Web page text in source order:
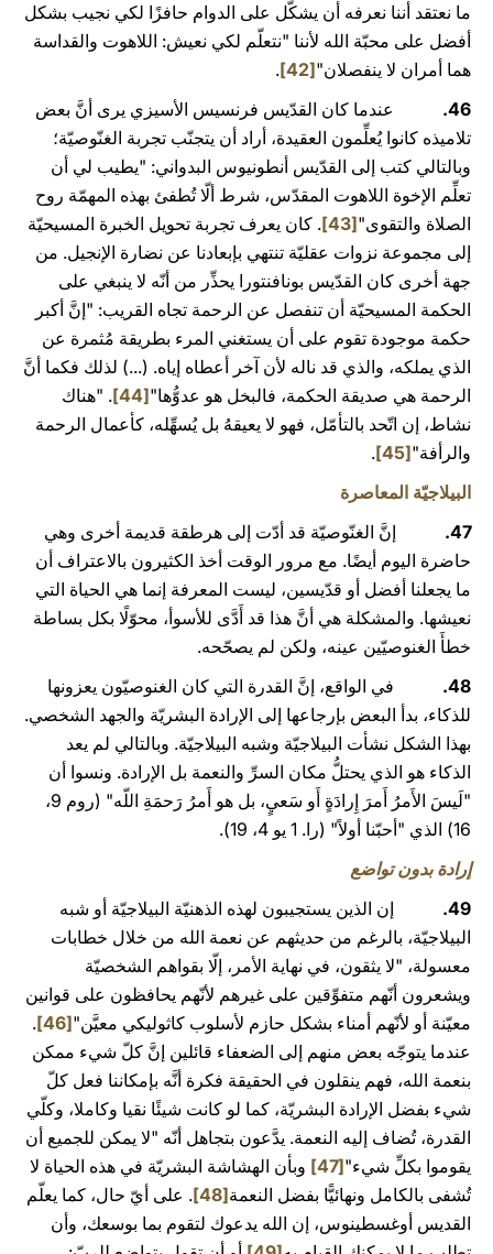
ما نعتقد أننا نعرفه أن يشكّل على الدوام حافزًا لكي نجيب بشكل
أفضل على محبّة الله لأننا "نتعلّم لكي نعيش: اللاهوت والقداسة
هما أمران لا ينفصلان"[42]
.
46.
عندما كان القدّيس فرنسيس الأسيزي يرى أنَّ بعض
تلاميذه كانوا يُعلِّمون العقيدة، أراد أن يتجنّب تجربة الغنّوصيّة؛
وبالتالي كتب إلى القدّيس أنطونيوس البدواني: "يطيب لي أن
تعلِّم الإخوة اللاهوت المقدّس، شرط ألّا تُطفئ بهذه المهمّة روح
الصلاة والتقوى"[43]
. كان يعرف تجربة تحويل الخبرة المسيحيّة
إلى مجموعة نزوات عقليّة تنتهي بإبعادنا عن نضارة الإنجيل. من
جهة أخرى كان القدّيس بونافنتورا يحذِّر من أنّه لا ينبغي على
الحكمة المسيحيّة أن تنفصل عن الرحمة تجاه القريب: "إنَّ أكبر
حكمة موجودة تقوم على أن يستغني المرء بطريقة مُثمرة عن
الذي يملكه، والذي قد ناله لأن آخر أعطاه إياه. (...) لذلك فكما أنَّ
الرحمة هي صديقة الحكمة، فالبخل هو عدوُّها"[44]
. "هناك
نشاط، إن اتّحد بالتأمّل، فهو لا يعيقهُ بل يُسهِّله، كأعمال الرحمة
والرأفة"[45]
.
البيلاجيّة المعاصرة
47.
إنَّ الغنّوصيّة قد أدّت إلى هرطقة قديمة أخرى وهي
حاضرة اليوم أيضًا. مع مرور الوقت أخذ الكثيرون بالاعتراف أن
ما يجعلنا أفضل أو قدّيسين، ليست المعرفة إنما هي الحياة التي
نعيشها. والمشكلة هي أنَّ هذا قد أَدَّى للأسوأ، محوّلًا بكل بساطة
خطأَ الغنوصيّين عينه، ولكن لم يصحّحه.
48.
في الواقع، إنَّ القدرة التي كان الغنوصيّون يعزونها
للذكاء، بدأ البعض بإرجاعها إلى الإرادة البشريّة والجهد الشخصي.
بهذا الشكل نشأت البيلاجيّة وشبه البيلاجيّة. وبالتالي لم يعد
الذكاء هو الذي يحتلُّ مكان السرِّ والنعمة بل الإرادة. ونسوا أن
"لَيسَ الأَمرُ أَمرَ إِرادَةٍ أَو سَعيٍ، بل هو أَمرُ رَحمَةِ اللّه" (روم 9،
16) الذي "أحبّنا أولاً" (را. 1 يو 4، 19).
إرادة بدون تواضع
49.
إن الذين يستجيبون لهذه الذهنيّة البيلاجيّة أو شبه
البيلاجيّة، بالرغم من حديثهم عن نعمة الله من خلال خطابات
معسولة، "لا يثقون، في نهاية الأمر، إلّا بقواهم الشخصيّة
ويشعرون أنّهم متفوِّقين على غيرهم لأنّهم يحافظون على قوانين
معيّنة أو لأنّهم أمناء بشكل حازم لأسلوب كاثوليكي معيَّن"[46]
.
عندما يتوجّه بعض منهم إلى الضعفاء قائلين إنَّ كلّ شيء ممكن
بنعمة الله، فهم ينقلون في الحقيقة فكرة أنَّه بإمكاننا فعل كلّ
شيء بفضل الإرادة البشريّة، كما لو كانت شيئًا نقيا وكاملا، وكلّي
القدرة، تُضاف إليه النعمة. يدَّعون بتجاهل أنّه "لا يمكن للجميع أن
يقوموا بكلِّ شيء"[47]
وبأن الهشاشة البشريّة في هذه الحياة لا
تُشفى بالكامل ونهائيًّا بفضل النعمة[48]
. على أيّ حال، كما يعلّم
القديس أوغسطينوس، إن الله يدعوك لتقوم بما بوسعك، وأن